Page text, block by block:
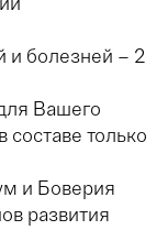
и болезней – 2
Вашего
только
и Боверия
развития